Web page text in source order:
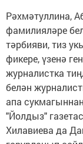
Рәхмәтуллина,
фамилияләре
тәрбияви, тиз
фикере, үзенә
журналистка
белән
апа
"Йолдыз"
Хилавиева да